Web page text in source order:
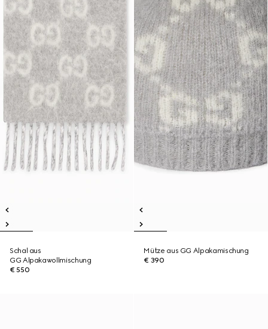
Schal aus
GG Alpakawollmischung
€ 550
Mütze aus GG Alpakamischung
€ 390